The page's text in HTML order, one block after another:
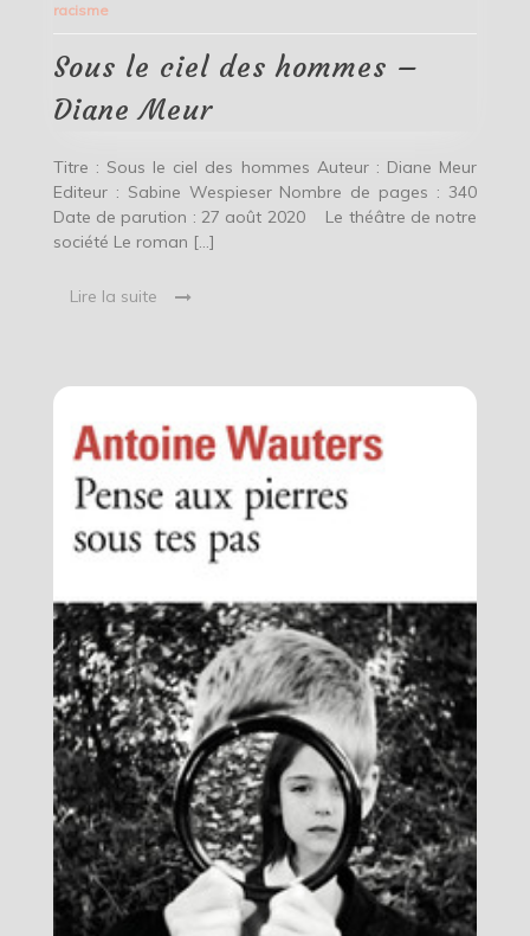
Diane
racisme
Sous le ciel des hommes –
Diane Meur
Titre : Sous le ciel des hommes Auteur : Diane Meur
Editeur : Sabine Wespieser Nombre de pages : 340
Date de parution : 27 août 2020 Le théâtre de notre
société Le roman […]
Lire la suite